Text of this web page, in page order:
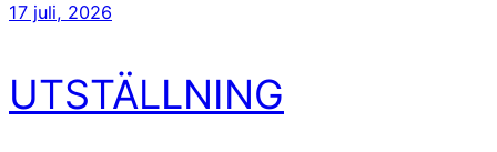
17 juli, 2026
UTSTÄLLNING